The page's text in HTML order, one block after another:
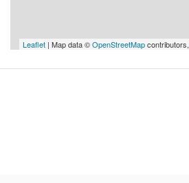
Leaflet | Map data ©OpenStreetMapcontributors,